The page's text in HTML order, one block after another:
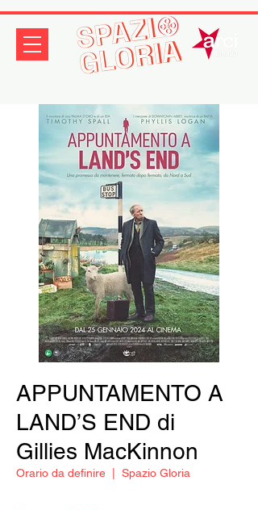
APPUNTAMENTO A
LAND’S END di
Gillies MacKinnon
Orario da definire Spazio Gloria